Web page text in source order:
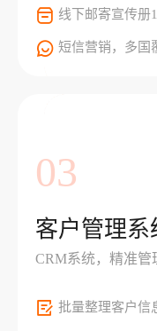
线下邮寄宣传册
短信营销，多国
03
客户管理系
CRM系统，精准管
批量整理客户信